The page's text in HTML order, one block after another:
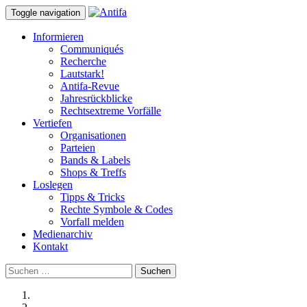
Toggle navigation
Informieren
Communiqués
Recherche
Lautstark!
Antifa-Revue
Jahresrückblicke
Rechtsextreme Vorfälle
Vertiefen
Organisationen
Parteien
Bands & Labels
Shops & Treffs
Loslegen
Tipps & Tricks
Rechte Symbole & Codes
Vorfall melden
Medienarchiv
Kontakt
Suchen
nach: